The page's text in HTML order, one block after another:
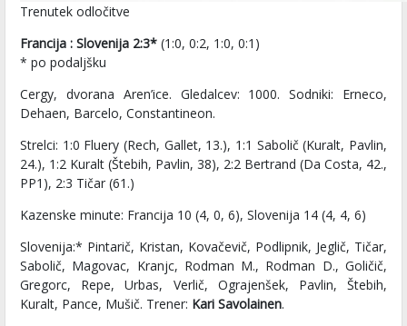
Trenutek odločitve
Francija : Slovenija 2:3* (1:0, 0:2, 1:0, 0:1)
* po podaljšku
Cergy, dvorana Aren’ice. Gledalcev: 1000. Sodniki: Erneco,
Dehaen, Barcelo, Constantineon.
Strelci: 1:0 Fluery (Rech, Gallet, 13.), 1:1 Sabolič (Kuralt, Pavlin,
24.), 1:2 Kuralt (Štebih, Pavlin, 38), 2:2 Bertrand (Da Costa, 42.,
PP1), 2:3 Tičar (61.)
Kazenske minute: Francija 10 (4, 0, 6), Slovenija 14 (4, 4, 6)
Slovenija:* Pintarič, Kristan, Kovačevič, Podlipnik, Jeglič, Tičar,
Sabolič, Magovac, Kranjc, Rodman M., Rodman D., Goličič,
Gregorc, Repe, Urbas, Verlič, Ograjenšek, Pavlin, Štebih,
Kuralt, Pance, Mušič. Trener: Kari Savolainen.